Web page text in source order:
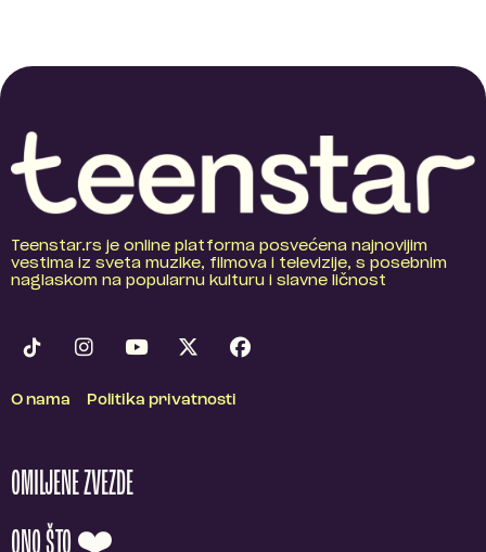
Teenstar.rs je online platforma posvećena najnovijim
vestima iz sveta muzike, filmova i televizije, s posebnim
naglaskom na popularnu kulturu i slavne ličnost
O nama Politika privatnosti
OMILJENE ZVEZDE